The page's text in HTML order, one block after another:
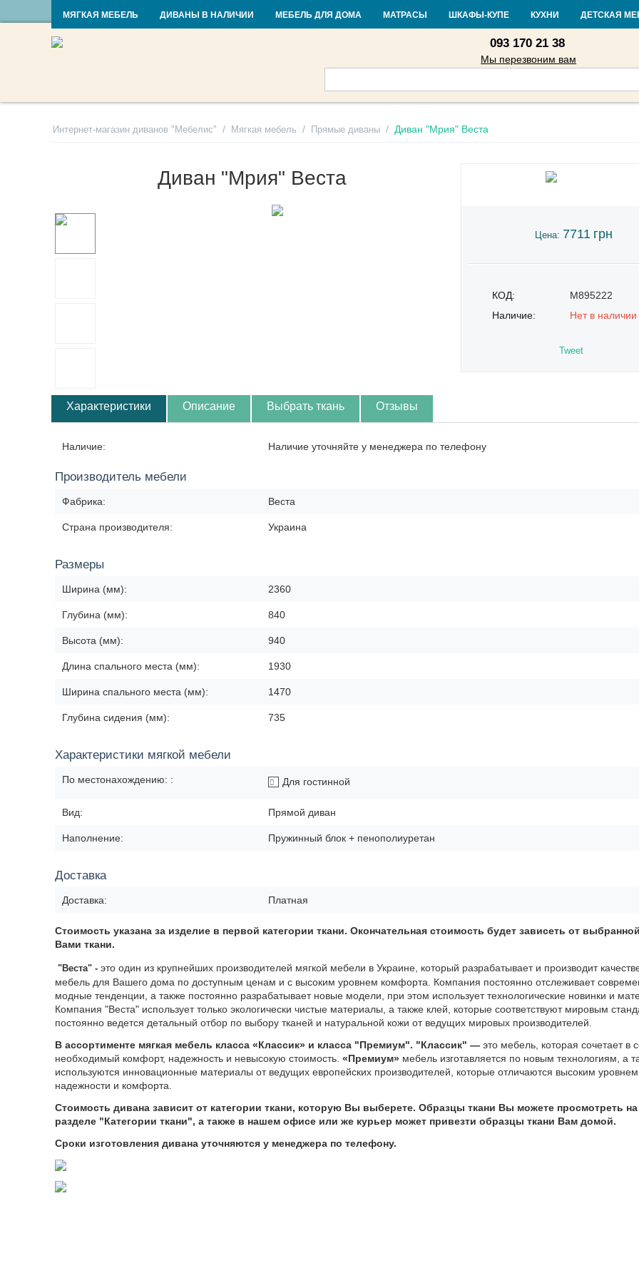
RU UA Контакты Доставка и оплата Гарантия и возврат Кредит
093 170 21 38
Мы перезвоним вам
МЯГКАЯ МЕБЕЛЬ ДИВАНЫ В НАЛИЧИИ МЕБЕЛЬ ДЛЯ ДОМА МАТРАСЫ ШКАФЫ-КУПЕ КУХНИ ДЕТСКАЯ
Интернет-магазин диванов "Мебелис" / Мягкая мебель / Прямые диваны / Диван "Мрия" Веста
Диван "Мрия" Веста
Цена: 7711 грн
КОД:
M895222
Наличие:
Нет в наличии
Tweet
Характеристики Описание Выбрать ткань Отзывы
Наличие: Наличие уточняйте у менеджера по телефону
Производитель мебели
Фабрика: Веста
Страна производителя: Украина
Размеры
Ширина (мм): 2360
Глубина (мм): 840
Высота (мм): 940
Длина спального места (мм): 1930
Ширина спального места (мм): 1470
Глубина сидения (мм): 735
Характеристики мягкой мебели
По местонахождению: : Для гостинной
Вид: Прямой диван
Наполнение: Пружинный блок + пенополиуретан
Доставка
Доставка: Платная
Стоимость указана за изделие в первой категории ткани. Окончательная стоимость будет зависеть от
Вами ткани.
"Веста" - это один из крупнейших производителей мягкой мебели в Украине, который разрабатывает и производит
мебель для Вашего дома по доступным ценам и с высоким уровнем комфорта. Компания постоянно отслеживает
модные тенденции, а также постоянно разрабатывает новые модели, при этом использует технологические новинки и
Компания "Веста" использует только экологически чистые материалы, а также клей, которые соответствуют мировым
постоянно ведется детальный отбор по выбору тканей и натуральной кожи от ведущих мировых производителей.
В ассортименте мягкая мебель класса «Классик» и класса "Премиум". "Классик" — это мебель, которая сочетает в
необходимый комфорт, надежность и невысокую стоимость. «Премиум» мебель изготавляется по новым технологиям, а
используются инновационные материалы от ведущих европейских производителей,
которые отличаются высоким уровнем
надежности и комфорта.
Стоимость дивана зависит от категории ткани, которую Вы выберете. Образцы ткани Вы можете просмотреть на
разделе "Категории ткани", а также в нашем офисе или же курьер может привезти образцы ткани Вам домой.
Сроки изготовления дивана уточняются у менеджера по телефону.